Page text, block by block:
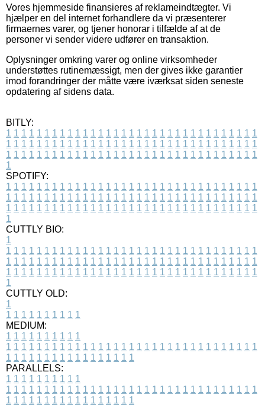
Vores hjemmeside finansieres af reklameindtægter. Vi
hjælper en del internet forhandlere da vi præsenterer
firmaernes varer, og tjener honorar i tilfælde af at de
personer vi sender videre udfører en transaktion.
Oplysninger omkring varer og online virksomheder
understøttes rutinemæssigt, men der gives ikke garantier
imod forandringer der måtte være iværksat siden seneste
opdatering af sidens data.
BITLY:
1 1 1 1 1 1 1 1 1 1 1 1 1 1 1 1 1 1 1 1 1 1 1 1 1 1 1 1 1 1 1 1 1
1 1 1 1 1 1 1 1 1 1 1 1 1 1 1 1 1 1 1 1 1 1 1 1 1 1 1 1 1 1 1 1 1
1 1 1 1 1 1 1 1 1 1 1 1 1 1 1 1 1 1 1 1 1 1 1 1 1 1 1 1 1 1 1 1 1
1
SPOTIFY:
1 1 1 1 1 1 1 1 1 1 1 1 1 1 1 1 1 1 1 1 1 1 1 1 1 1 1 1 1 1 1 1 1
1 1 1 1 1 1 1 1 1 1 1 1 1 1 1 1 1 1 1 1 1 1 1 1 1 1 1 1 1 1 1 1 1
1 1 1 1 1 1 1 1 1 1 1 1 1 1 1 1 1 1 1 1 1 1 1 1 1 1 1 1 1 1 1 1 1
1
CUTTLY BIO:
1
1 1 1 1 1 1 1 1 1 1 1 1 1 1 1 1 1 1 1 1 1 1 1 1 1 1 1 1 1 1 1 1 1
1 1 1 1 1 1 1 1 1 1 1 1 1 1 1 1 1 1 1 1 1 1 1 1 1 1 1 1 1 1 1 1 1
1 1 1 1 1 1 1 1 1 1 1 1 1 1 1 1 1 1 1 1 1 1 1 1 1 1 1 1 1 1 1 1 1
1
CUTTLY OLD:
1
1 1 1 1 1 1 1 1 1 1
MEDIUM:
1 1 1 1 1 1 1 1 1 1
1 1 1 1 1 1 1 1 1 1 1 1 1 1 1 1 1 1 1 1 1 1 1 1 1 1 1 1 1 1 1 1 1
1 1 1 1 1 1 1 1 1 1 1 1 1 1 1 1 1
PARALLELS:
1 1 1 1 1 1 1 1 1 1
1 1 1 1 1 1 1 1 1 1 1 1 1 1 1 1 1 1 1 1 1 1 1 1 1 1 1 1 1 1 1 1 1
1 1 1 1 1 1 1 1 1 1 1 1 1 1 1 1 1